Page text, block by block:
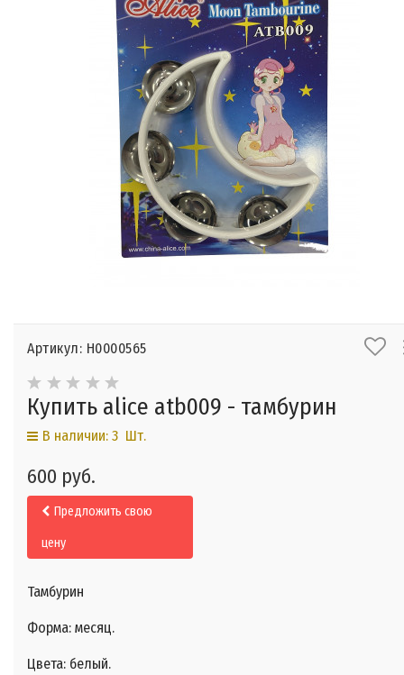
Артикул: Н0000565
Купить alice atb009 - тамбурин
В наличии: 3 Шт.
600 руб.
Предложить свою
цену
Тамбурин
Форма: месяц.
Цвета: белый.